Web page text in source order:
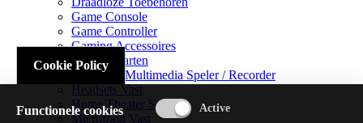
Game Console
Game Controller
Gaming Accessoires
Geluidskaarten
Handheld Multimedia Speler / Recorder
Headsets Vast
Home Theater Systems
Microfoon Vast
Cookie Policy
Functionele cookies